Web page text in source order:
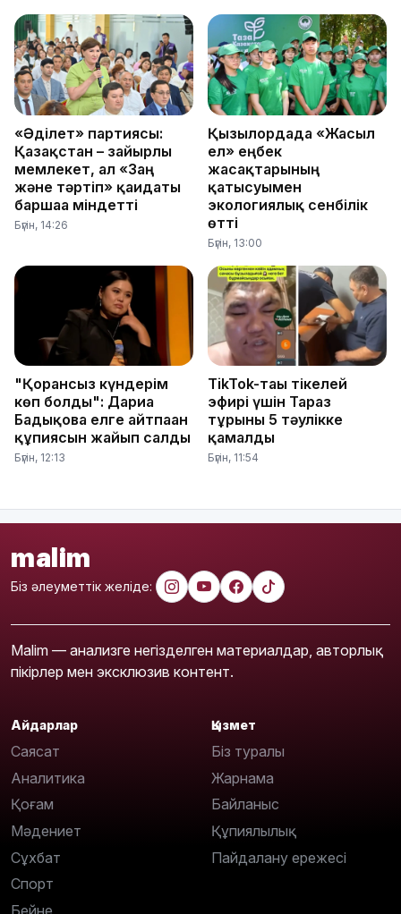
«Әділет» партиясы:
Қазақстан – зайырлы
мемлекет, ал «Заң
және тәртіп» қағидаты
баршаға міндетті
Бүгін, 14:26
Қызылордада «Жасыл
ел» еңбек
жасақтарының
қатысуымен
экологиялық сенбілік
өтті
Бүгін, 13:00
"Қорғансыз күндерім
көп болды": Дариға
Бадықова елге айтпаған
құпиясын жайып салды
Бүгін, 12:13
TikTok-тағы тікелей
эфирі үшін Тараз
тұрғыны 5 тәулікке
қамалды
Бүгін, 11:54
malim
Біз әлеуметтік желіде:
Malim — анализге негізделген материалдар, авторлық
пікірлер мен эксклюзив контент.
Айдарлар
Саясат
Аналитика
Қоғам
Мәдениет
Сұхбат
Спорт
Бейне
Қызмет
Біз туралы
Жарнама
Байланыс
Құпиялылық
Пайдалану ережесі